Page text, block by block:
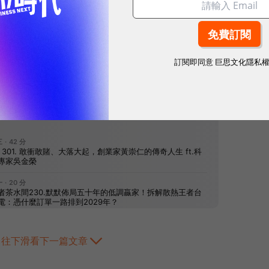
往下滑看下一篇文章
訂閱即同意 巨思文化隱私